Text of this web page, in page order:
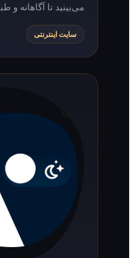
می‌بینید تا آگاهانه و طبق میل خود
سایت اینترنتی